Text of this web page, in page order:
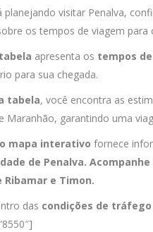
planejando visitar Penalva,
os tempos de viagem para
apresenta os tempos
para sua chegada.
tabela, você encontra as
Maranhão, garantindo uma
o mapa interativo fornece
de Penalva.
Ribamar e Timon.
das condições de